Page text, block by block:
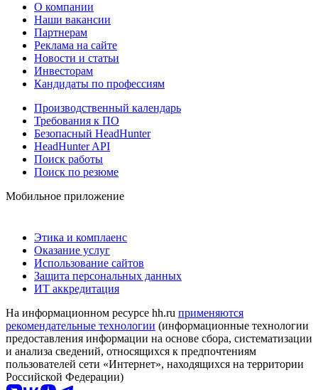
О компании
Наши вакансии
Партнерам
Реклама на сайте
Новости и статьи
Инвесторам
Кандидаты по профессиям
Производственный календарь
Требования к ПО
Безопасный HeadHunter
HeadHunter API
Поиск работы
Поиск по резюме
Мобильное приложение
Этика и комплаенс
Оказание услуг
Использование сайтов
Защита персональных данных
ИТ аккредитация
На информационном ресурсе hh.ru применяются
рекомендательные технологии (информационные технологии
предоставления информации на основе сбора, систематизации
и анализа сведений, относящихся к предпочтениям
пользователей сети «Интернет», находящихся на территории
Российской Федерации)